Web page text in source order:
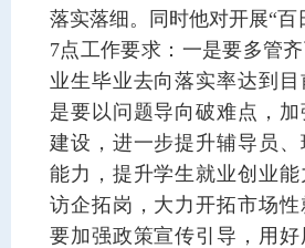
落实落细。同时他对开展“百
7点工作要求：一是要多管
业生毕业去向落实率达到
是要以问题导向破难点，
建设，进一步提升辅导员
能力，提升学生就业创业
访企拓岗，大力开拓市场
要加强政策宣传引导，用